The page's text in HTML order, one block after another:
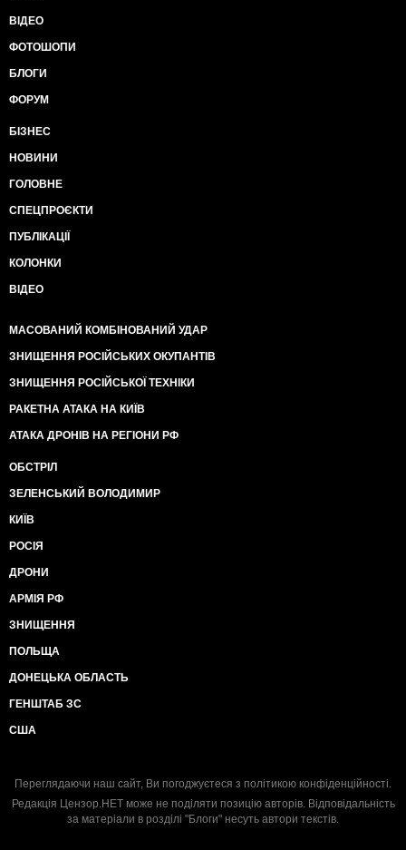
ВІДЕО
ФОТОШОПИ
БЛОГИ
ФОРУМ
БІЗНЕС
НОВИНИ
ГОЛОВНЕ
СПЕЦПРОЄКТИ
ПУБЛІКАЦІЇ
КОЛОНКИ
ВІДЕО
МАСОВАНИЙ КОМБІНОВАНИЙ УДАР
ЗНИЩЕННЯ РОСІЙСЬКИХ ОКУПАНТІВ
ЗНИЩЕННЯ РОСІЙСЬКОЇ ТЕХНІКИ
РАКЕТНА АТАКА НА КИЇВ
АТАКА ДРОНІВ НА РЕГІОНИ РФ
ОБСТРІЛ
ЗЕЛЕНСЬКИЙ ВОЛОДИМИР
КИЇВ
РОСІЯ
ДРОНИ
АРМІЯ РФ
ЗНИЩЕННЯ
ПОЛЬЩА
ДОНЕЦЬКА ОБЛАСТЬ
ГЕНШТАБ ЗС
США
Переглядаючи наш сайт, Ви погоджуєтеся з політикою конфіденційності.
Редакція Цензор.НЕТ може не поділяти позицію авторів. Відповідальність
за матеріали в розділі "Блоги" несуть автори текстів.